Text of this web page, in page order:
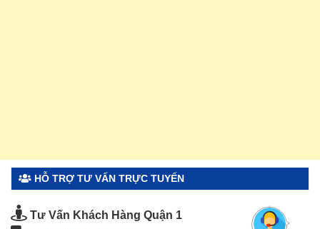
HỖ TRỢ TƯ VẤN TRỰC TUYẾN
Tư Vấn Khách Hàng Quận 1